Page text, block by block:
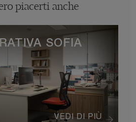
piacerti anche
VEDI DI PIÙ
SOFIA